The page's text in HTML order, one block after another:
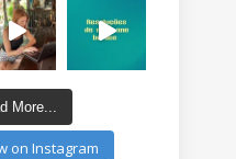
More...
on Instagram